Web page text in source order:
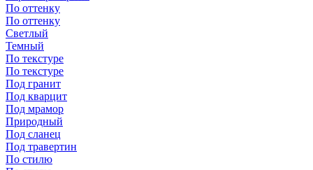
По оттенку
По оттенку
Светлый
Темный
По текстуре
По текстуре
Под гранит
Под кварцит
Под мрамор
Природный
Под сланец
Под травертин
По стилю